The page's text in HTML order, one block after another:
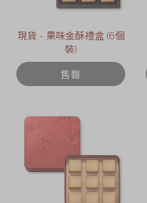
現貨 - 果味金酥禮盒 (6個
裝)
售罄